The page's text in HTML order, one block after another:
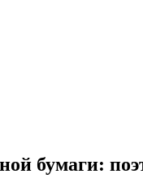
бумаги: